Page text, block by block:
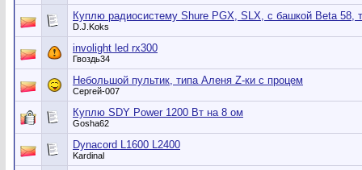
Куплю радиосистему Shure PGX, SLX, с башкой Beta 58,
D.J.Koks
involight led rx300
Гвоздь34
Небольшой пультик, типа Аленя Z-ки с процем
Сергей-007
Куплю SDY Power 1200 Вт на 8 ом
Gosha62
Dynacord L1600 L2400
Kardinal